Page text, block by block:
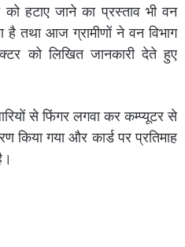
को हटाए जाने का प्रस्ताव भी वन
है तथा आज ग्रामीणों ने वन विभाग
को लिखित जानकारी देते हुए
से फिंगर लगवा कर कम्प्यूटर से
किया गया और कार्ड पर प्रतिमाह